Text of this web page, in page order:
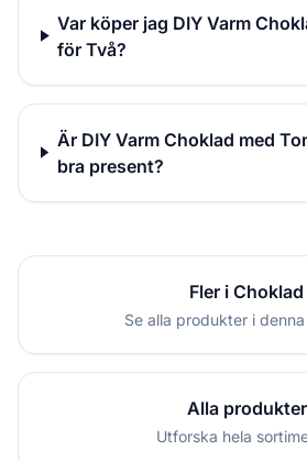
Var köper jag DIY Varm
för Två?
Är DIY Varm Choklad med
bra present?
Fler i Choklad
Se alla produkter i
Alla produkter
Utforska hela